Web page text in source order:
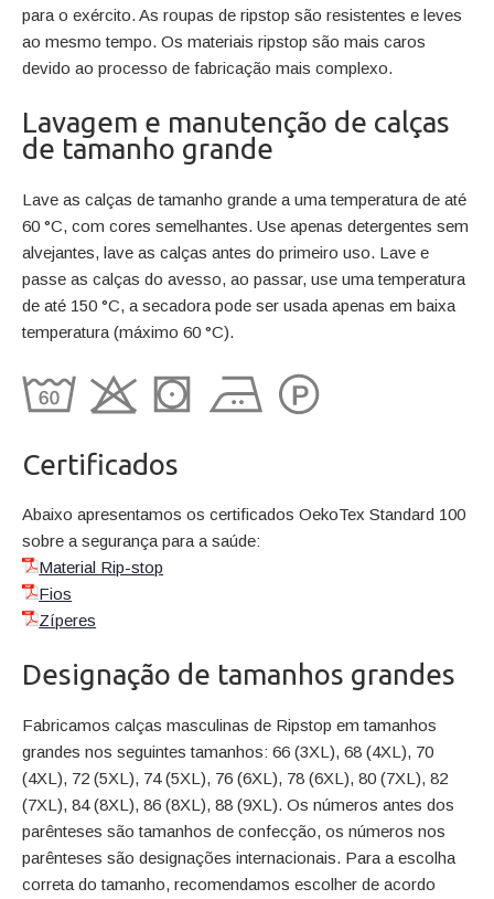
para o exército. As roupas de ripstop são resistentes e leves
ao mesmo tempo. Os materiais ripstop são mais caros
devido ao processo de fabricação mais complexo.
Lavagem e manutenção de calças
de tamanho grande
Lave as calças de tamanho grande a uma temperatura de até
60 °C, com cores semelhantes. Use apenas detergentes sem
alvejantes, lave as calças antes do primeiro uso. Lave e
passe as calças do avesso, ao passar, use uma temperatura
de até 150 °C, a secadora pode ser usada apenas em baixa
temperatura (máximo 60 °C).
Certificados
Abaixo apresentamos os certificados OekoTex Standard 100
sobre a segurança para a saúde:
Material Rip-stop
Fios
Zíperes
Designação de tamanhos grandes
Fabricamos calças masculinas de Ripstop em tamanhos
grandes nos seguintes tamanhos: 66 (3XL), 68 (4XL), 70
(4XL), 72 (5XL), 74 (5XL), 76 (6XL), 78 (6XL), 80 (7XL), 82
(7XL), 84 (8XL), 86 (8XL), 88 (9XL). Os números antes dos
parênteses são tamanhos de confecção, os números nos
parênteses são designações internacionais. Para a escolha
correta do tamanho, recomendamos escolher de acordo